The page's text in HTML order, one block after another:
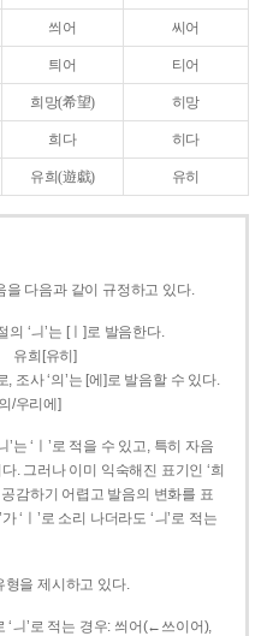
씌어 씨어
틔어 티어
희망(希望) 히망
희다 히다
유희(遊戱) 유히
을 다음과 같이 규정하고 있다.
‘ㅢ’는 [ㅣ]로 발음한다.
유희[유히]
조사 ‘의’는 [에]로 발음할 수 있다.
/우리에]
는 ‘ㅣ’로 적을 수 있고, 특히 자음
. 그러나 이미 익숙해진 표기인 ‘희
공감하기 어렵고 발음의 변화를 표
‘ㅣ’로 소리 나더라도 ‘ㅢ’로 적는
형을 제시하고 있다.
‘ㅢ’로 적는 경우: 씌어(←쓰이어),